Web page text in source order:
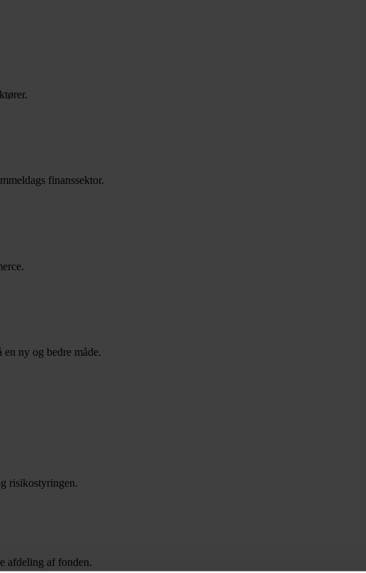
finanssektor.
ny og bedre måde.
risikostyringen.
afdeling af fonden.